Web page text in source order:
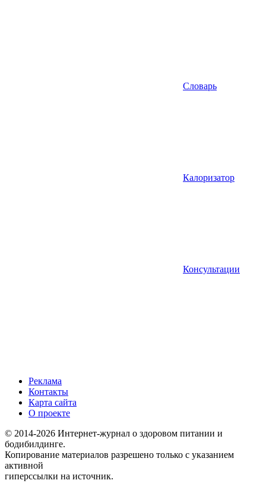
Словарь
Калоризатор
Консультации
Реклама
Контакты
Карта сайта
О проекте
© 2014-2026 Интернет-журнал о здоровом питании и
бодибилдинге.
Копирование материалов разрешено только с указанием
активной
гиперссылки на источник.